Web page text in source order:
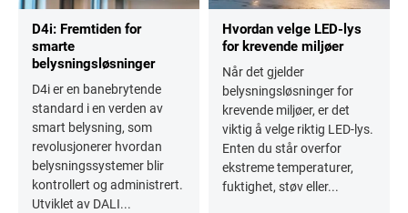
D4i: Fremtiden for
smarte
belysningsløsninger
D4i er en banebrytende
standard i en verden av
smart belysning, som
revolusjonerer hvordan
belysningssystemer blir
kontrollert og administrert.
Utviklet av DALI...
Hvordan velge LED-lys
for krevende miljøer
Når det gjelder
belysningsløsninger for
krevende miljøer, er det
viktig å velge riktig LED-lys.
Enten du står overfor
ekstreme temperaturer,
fuktighet, støv eller...